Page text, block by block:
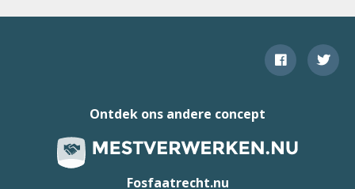
Fosfaatrecht.nu
Ontdek ons andere concept